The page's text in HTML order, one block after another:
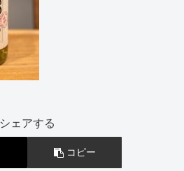
シェアする
コピー